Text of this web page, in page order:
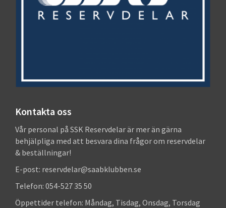
Kontakta oss
Vår personal på SSK Reservdelar är mer än gärna
behjälpliga med att besvara dina frågor om reservdelar
& beställningar!
E-post: reservdelar@saabklubben.se
Telefon: 054-527 35 50
Öppettider telefon: Måndag, Tisdag, Onsdag, Torsdag